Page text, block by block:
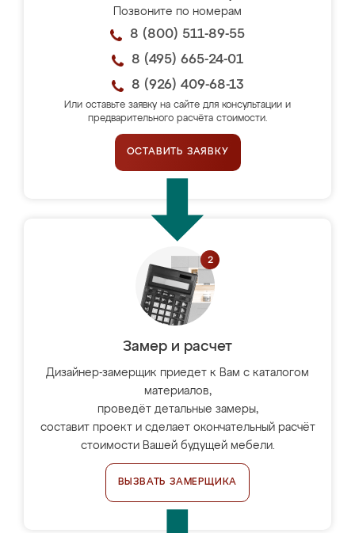
Позвоните по номерам
8 (800) 511-89-55
8 (495) 665-24-01
8 (926) 409-68-13
Или оставьте заявку на сайте для консультации и
предварительного расчёта стоимости.
ОСТАВИТЬ ЗАЯВКУ
Замер и расчет
Дизайнер-замерщик приедет к Вам с каталогом
материалов,
проведёт детальные замеры,
составит проект и сделает окончательный расчёт
стоимости Вашей будущей мебели.
ВЫЗВАТЬ ЗАМЕРЩИКА